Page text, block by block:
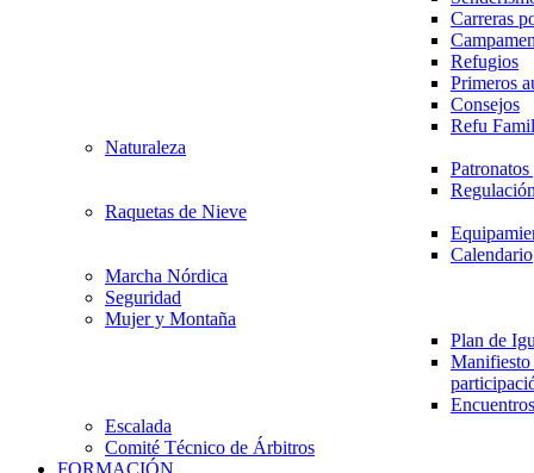
Carreras
Refugios
Primeros
Consejos
Refu
Naturaleza
Raquetas de Nieve
Calendario
Marcha Nórdica
Seguridad
Mujer y Montaña
Plan de
Escalada
Comité Técnico de Árbitros
FORMACIÓN